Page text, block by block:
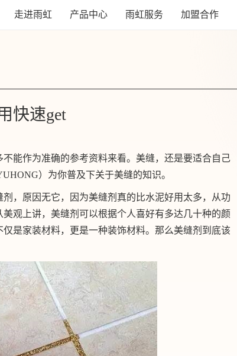
走进雨虹 产品中心 雨虹服务 加盟合作
快速get
能作为准确的参考资料来看。美缝，还是要适合自己
）为你普及下关于美缝的知识。
，原因无它，因为美缝剂真的比水泥好用太多，从功
观上讲，美缝剂可以根据个人喜好有多达几十种的颜
是家装材料，更是一种装饰材料。那么美缝剂到底该